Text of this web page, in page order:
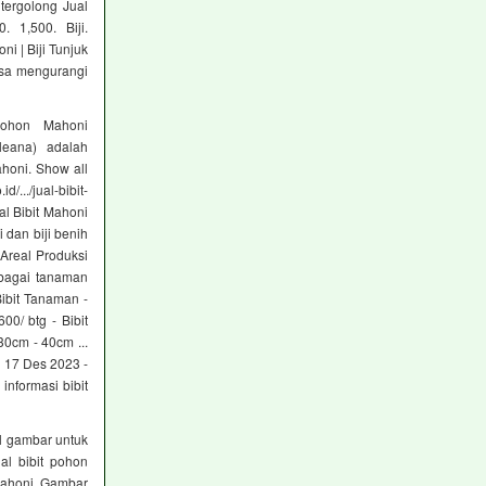
Jual
1,500. Biji.
| Biji Tunjuk
mengurangi
Mahoni
adalah
Show all
.../jual-bibit-
Bibit Mahoni
dan biji benih
Produksi
tanaman
Tanaman -
btg - Bibit
- 40cm ...
17 Des 2023 -
informasi bibit
gambar untuk
bibit pohon
Gambar